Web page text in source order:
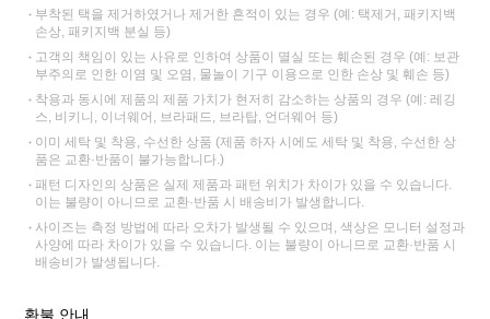
부착된 택을 제거하였거나 제거한 흔적이 있는 경우 (예: 택제거, 패키지백
손상, 패키지백 분실 등)
고객의 책임이 있는 사유로 인하여 상품이 멸실 또는 훼손된 경우 (예: 보관
부주의로 인한 이염 및 오염, 물놀이 기구 이용으로 인한 손상 및 훼손 등)
착용과 동시에 제품의 제품 가치가 현저히 감소하는 상품의 경우 (예: 레깅
스, 비키니, 이너웨어, 브라패드, 브라탑, 언더웨어 등)
이미 세탁 및 착용, 수선한 상품 (제품 하자 시에도 세탁 및 착용, 수선한 상
품은 교환·반품이 불가능합니다.)
패턴 디자인의 상품은 실제 제품과 패턴 위치가 차이가 있을 수 있습니다.
이는 불량이 아니므로 교환·반품 시 배송비가 발생합니다.
사이즈는 측정 방법에 따라 오차가 발생될 수 있으며, 색상은 모니터 설정과
사양에 따라 차이가 있을 수 있습니다. 이는 불량이 아니므로 교환·반품 시
배송비가 발생됩니다.
환불 안내